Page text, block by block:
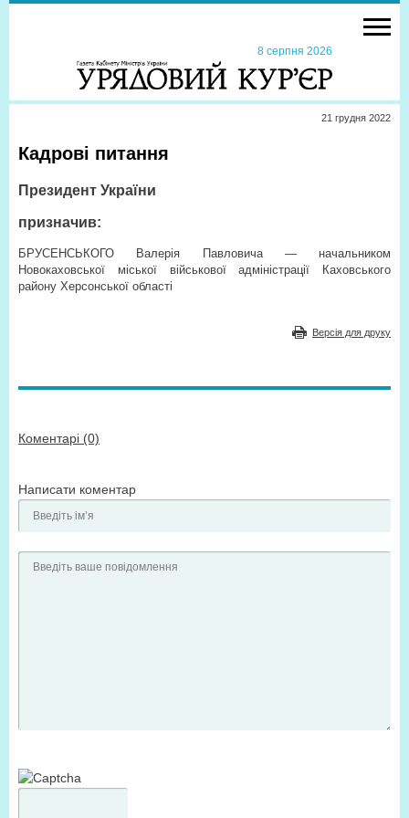
8 серпня 2026
21 грудня 2022
Кадрові питання
Президент України
призначив:
БРУСЕНСЬКОГО Валерія Павловича — начальником
Новокаховської міської військової адміністрації Каховського
району Херсонської області
Версія для друку
Коментарі (0)
Написати коментар